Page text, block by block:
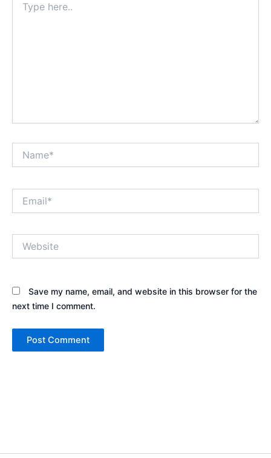
here..
Save my name, email, and website in this browser for the
next time I comment.